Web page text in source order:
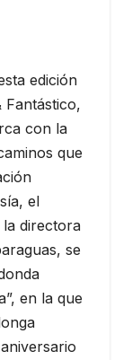
edición
Fantástico,
con la
que
el
directora
se
en la que